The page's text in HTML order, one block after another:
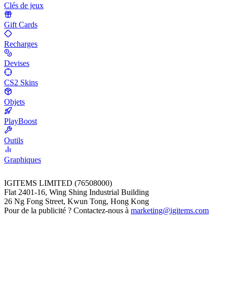
Clés de jeux
Gift Cards
Recharges
Devises
CS2 Skins
Objets
PlayBoost
Outils
Graphiques
IGITEMS LIMITED (76508000)
Flat 2401-16, Wing Shing Industrial Building
26 Ng Fong Street, Kwun Tong, Hong Kong
Pour de la publicité ? Contactez-nous à marketing@igitems.com